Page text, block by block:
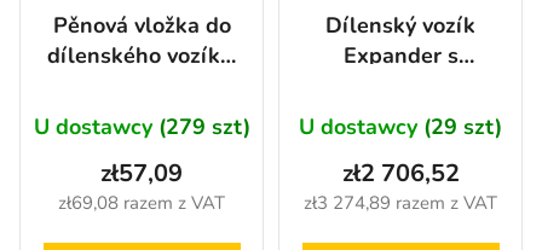
Pěnová vložka do
dílenského vozíku,
AH8814
U dostawcy (279 szt)
zł69,08 razem z VAT
zł57,09
Dílenský vozík
Expander s
a skříňka, 286 ks -
AH0778
U dostawcy (29 szt)
zł3 274,89 razem z VAT
zł2 706,52